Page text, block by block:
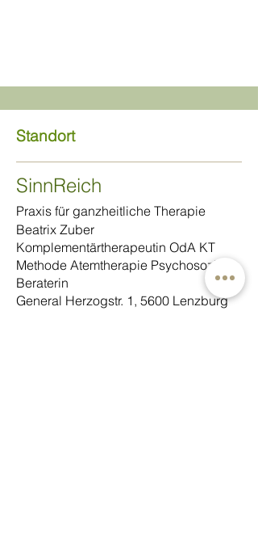
Standort
SinnReich
Praxis für ganzheitliche Therapie
Beatrix Zuber
Komplementärtherapeutin OdA KT
Methode Atemtherapie Psychosoziale
Beraterin
General Herzogstr. 1, 5600 Lenzburg